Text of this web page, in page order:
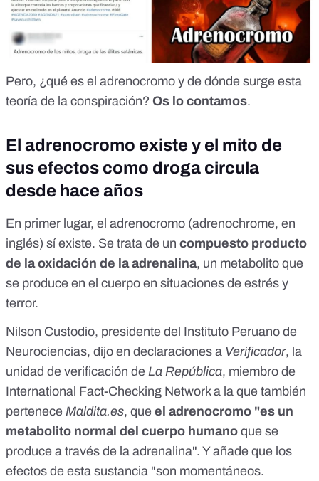
Pero, ¿qué es el adrenocromo y de dónde surge esta
teoría de la conspiración? Os lo contamos.
El adrenocromo existe y el mito de
sus efectos como droga circula
desde hace años
En primer lugar, el adrenocromo (adrenochrome, en
inglés) sí existe. Se trata de un compuesto producto
de la oxidación de la adrenalina, un metabolito que
se produce en el cuerpo en situaciones de estrés y
terror.
Nilson Custodio, presidente del Instituto Peruano de
Neurociencias, dijo en declaraciones a Verificador, la
unidad de verificación de La República, miembro de
International Fact-Checking Network a la que también
pertenece Maldita.es, que el adrenocromo "es un
metabolito normal del cuerpo humano que se
produce a través de la adrenalina". Y añade que los
efectos de esta sustancia "son momentáneos.